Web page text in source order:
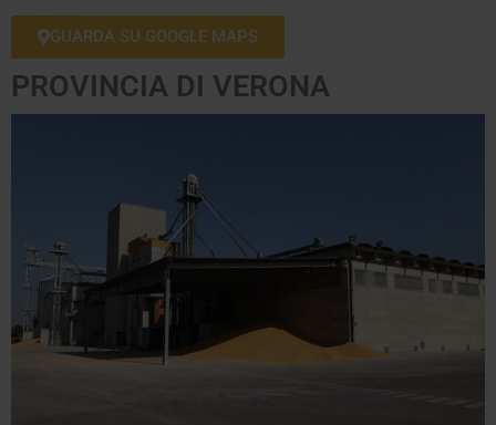
GUARDA SU GOOGLE MAPS
PROVINCIA DI VERONA